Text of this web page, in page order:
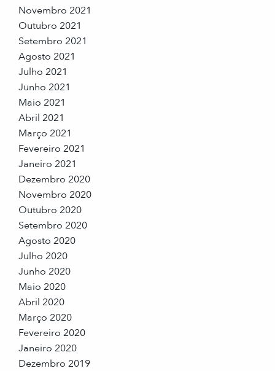
Novembro 2021
Outubro 2021
Setembro 2021
Agosto 2021
Julho 2021
Junho 2021
Maio 2021
Abril 2021
Março 2021
Fevereiro 2021
Janeiro 2021
Dezembro 2020
Novembro 2020
Outubro 2020
Setembro 2020
Agosto 2020
Julho 2020
Junho 2020
Maio 2020
Abril 2020
Março 2020
Fevereiro 2020
Janeiro 2020
Dezembro 2019